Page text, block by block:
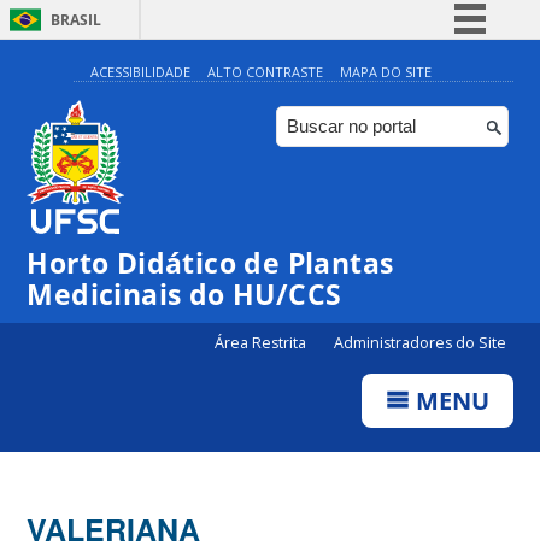
BRASIL
Simplifique!
Comunica BR
Participe
Canais
ACESSIBILIDADE ALTO CONTRASTE MAPA DO SITE
Horto Didático de Plantas
Medicinais do HU/CCS
Área Restrita Administradores do Site
MENU
VALERIANA